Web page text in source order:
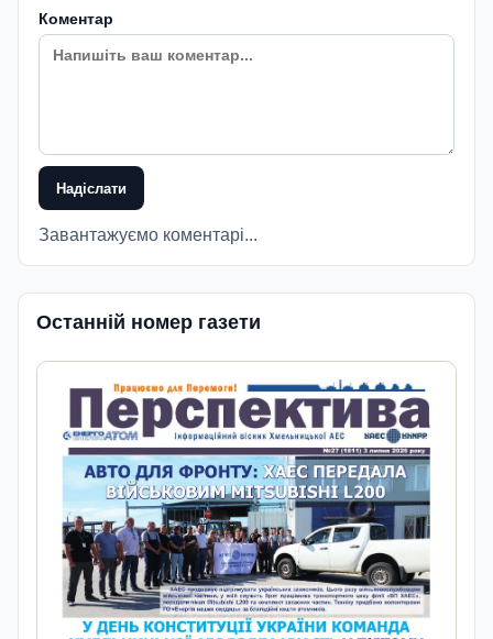
Коментар
Надіслати
Завантажуємо коментарі...
Останній номер газети